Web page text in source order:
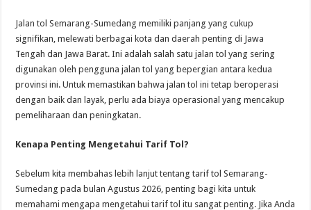
Jalan tol Semarang-Sumedang memiliki panjang yang cukup
signifikan, melewati berbagai kota dan daerah penting di Jawa
Tengah dan Jawa Barat. Ini adalah salah satu jalan tol yang sering
digunakan oleh pengguna jalan tol yang bepergian antara kedua
provinsi ini. Untuk memastikan bahwa jalan tol ini tetap beroperasi
dengan baik dan layak, perlu ada biaya operasional yang mencakup
pemeliharaan dan peningkatan.
Kenapa Penting Mengetahui Tarif Tol?
Sebelum kita membahas lebih lanjut tentang tarif tol Semarang-
Sumedang pada bulan Agustus 2026, penting bagi kita untuk
memahami mengapa mengetahui tarif tol itu sangat penting. Jika Anda